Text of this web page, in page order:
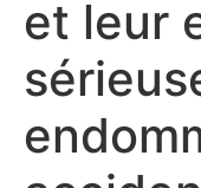
et leur